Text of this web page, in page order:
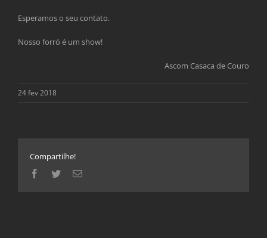
Esperamos o seu contato.
Nosso forró é um show!
Ascom Casaca de Couro
24 fev 2018
Compartilhe!
Facebook
TwitterE-